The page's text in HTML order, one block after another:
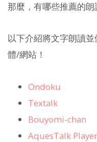
那麼，有哪些推薦的
以下介紹將文字朗讀
體/網站！
Ondoku
Textalk
Bouyomi-chan
AquesTalk Player